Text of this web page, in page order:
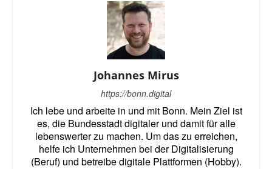
Johannes Mirus
https://bonn.digital
Ich lebe und arbeite in und mit Bonn. Mein Ziel ist
es, die Bundesstadt digitaler und damit für alle
lebenswerter zu machen. Um das zu erreichen,
helfe ich Unternehmen bei der Digitalisierung
(Beruf) und betreibe digitale Plattformen (Hobby).